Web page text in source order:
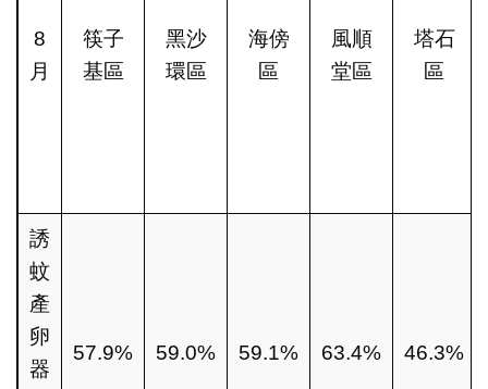
8
月
筷子
基區
黑沙
環區
海傍
區
風順
堂區
塔石
區
誘
蚊
產
卵
器
57.9% 59.0% 59.1% 63.4% 46.3%